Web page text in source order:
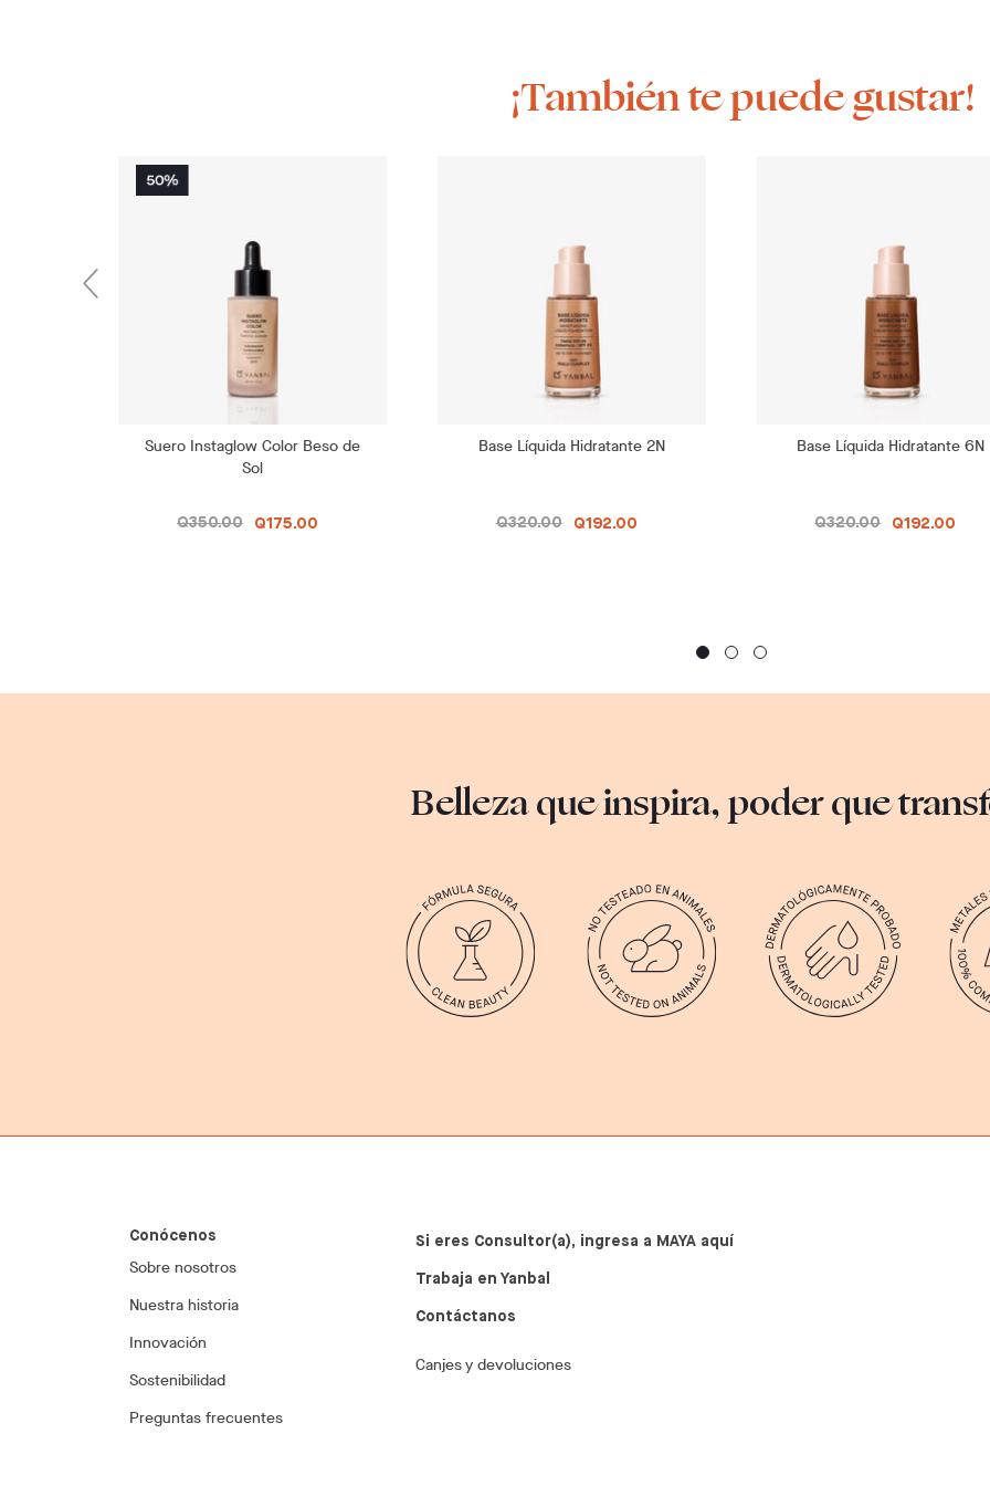
¡También te puede gustar!
Suero Instaglow Color Beso de
Sol
Q350.00 Q175.00
Base Líquida Hidratante 2N
Q320.00 Q192.00
Base Líquida Hidratante 6N
Q320.00 Q192.00
Belleza que inspira, poder que
Conócenos
Sobre nosotros
Nuestra historia
Innovación
Sostenibilidad
Preguntas frecuentes
Si eres Consultor(a), ingresa a MAYA aquí
Trabaja en Yanbal
Contáctanos
Canjes y devoluciones